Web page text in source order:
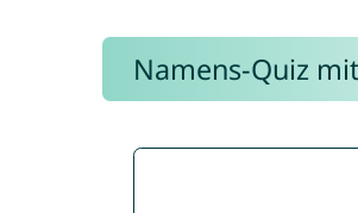
Namens-Quiz